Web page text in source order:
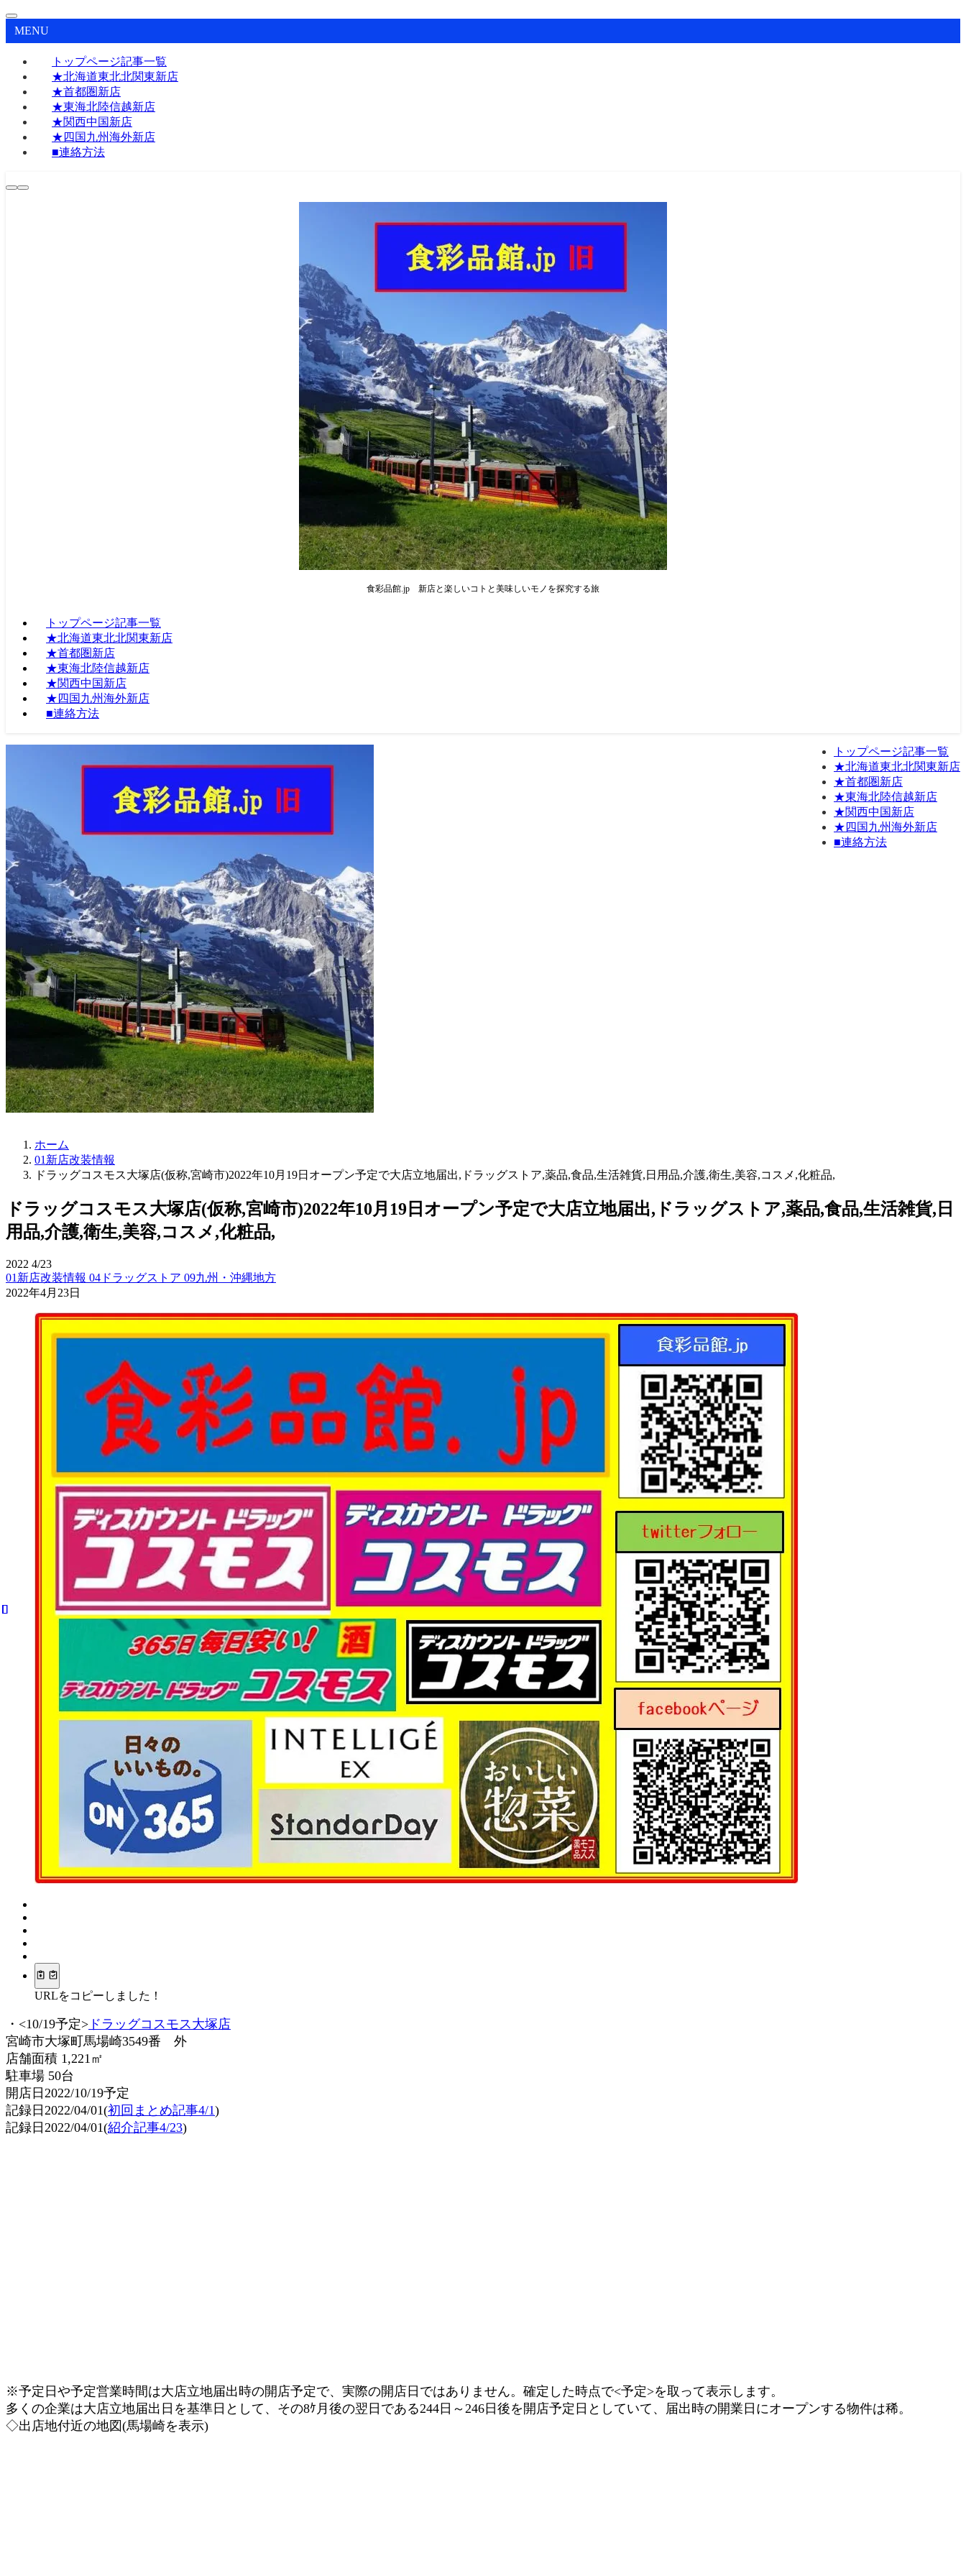
MENU
トップページ記事一覧
★北海道東北北関東新店
★首都圏新店
★東海北陸信越新店
★関西中国新店
★四国九州海外新店
■連絡方法
食彩品館.jp 新店と楽しいコトと美味しいモノを探究する旅
トップページ記事一覧
★北海道東北北関東新店
★首都圏新店
★東海北陸信越新店
★関西中国新店
★四国九州海外新店
■連絡方法
トップページ記事一覧
★北海道東北北関東新店
★首都圏新店
★東海北陸信越新店
★関西中国新店
★四国九州海外新店
■連絡方法
ホーム
01新店改装情報
ドラッグコスモス大塚店(仮称,宮崎市)2022年10月19日オープン予定で大店立地届出,ドラッグストア,薬品,食品,生活雑貨,日用品,介護,衛生,美容,コスメ,化粧品,
ドラッグコスモス大塚店(仮称,宮崎市)2022年10月19日オープン予定で大店立地届出,ドラッグストア,薬品,食品,生活雑貨,日
用品,介護,衛生,美容,コスメ,化粧品,
2022 4/23
01新店改装情報 04ドラッグストア 09九州・沖縄地方
2022年4月23日
URLをコピーしました！
・<10/19予定> ドラッグコスモス大塚店
宮崎市大塚町馬場崎3549番 外
店舗面積 1,221㎡
駐車場 50台
開店日2022/10/19予定
記録日2022/04/01(初回まとめ記事4/1)
記録日2022/04/01(紹介記事4/23)
※予定日や予定営業時間は大店立地届出時の開店予定で、実際の開店日ではありません。確定した時点で<予定>を取って表示します。
多くの企業は大店立地届出日を基準日として、その8ｹ月後の翌日である244日～246日後を開店予定日としていて、届出時の開業日にオープンする物件は稀。
◇出店地付近の地図(馬場崎を表示)